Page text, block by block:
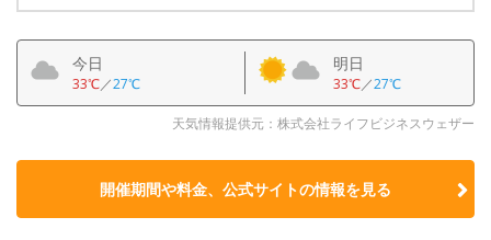
今日
33℃／27℃
明日
33℃／27℃
天気情報提供元：株式会社ライフビジネスウェザー
開催期間や料金、公式サイトの情報を見る